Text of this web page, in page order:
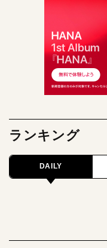
ランキング
DAILY